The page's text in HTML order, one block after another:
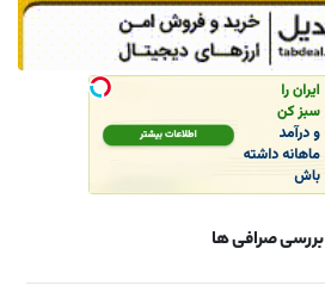
بررسی صرافی ها